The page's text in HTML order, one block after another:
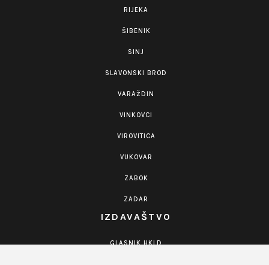
RIJEKA
ŠIBENIK
SINJ
SLAVONSKI BROD
VARAŽDIN
VINKOVCI
VIROVITICA
VUKOVAR
ZABOK
ZADAR
IZDAVAŠTVO
GLASNIK HKLD